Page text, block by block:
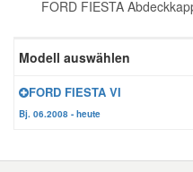
FORD FIESTA
Modell auswählen
FORD FIESTA VI
Bj. 06.2008 - heute
Zündanlage und